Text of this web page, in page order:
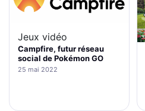
Jeux vidéo
Campfire, futur réseau
social de Pokémon GO
25 mai 2022